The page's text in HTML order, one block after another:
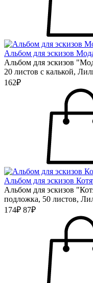
Альбом для эскизов
Альбом для эскизов
20 листов с калькой,
162₽
Альбом для эскизов
Альбом для эскизов
подложка, 50 листов,
174₽ 87₽